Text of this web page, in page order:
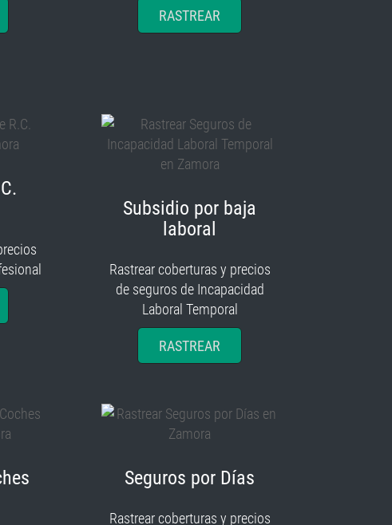
RASTREAR
Subsidio por baja
laboral
Rastrear coberturas y precios
de seguros de Incapacidad
Laboral Temporal
RASTREAR
Seguros por Días
Rastrear coberturas y precios